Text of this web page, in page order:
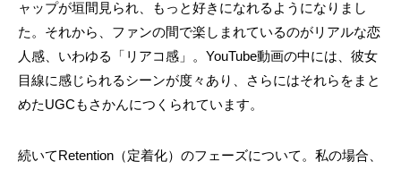
ャップが垣間見られ、もっと好きになれるようになりまし
た。それから、ファンの間で楽しまれているのがリアルな恋
人感、いわゆる「リアコ感」。YouTube動画の中には、彼女
目線に感じられるシーンが度々あり、さらにはそれらをまと
めたUGCもさかんにつくられています。
続いてRetention（定着化）のフェーズについて。私の場合、